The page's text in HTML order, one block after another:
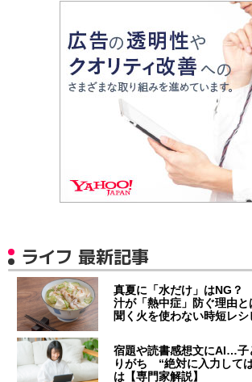
ライフ 最新記事
真夏に「水だけ」はNG
汁が「熱中症」防ぐ理由
聞く火を使わない時短レシ
宿題や読書感想文にAI…子
りがち “絶対に入力して
は【専門家解説】